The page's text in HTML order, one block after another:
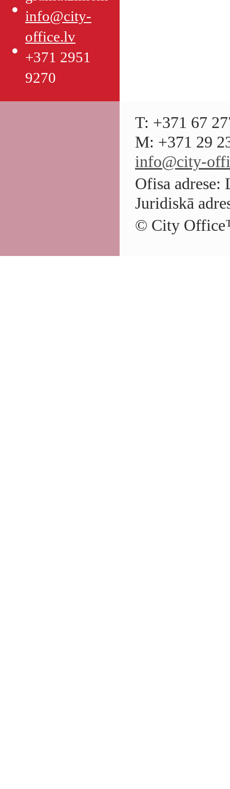
info@city-
office.lv
+371 2951
9270
T: +371 67
M: +371 29
info@city-
Ofisa adrese:
Juridiskā
© City Office